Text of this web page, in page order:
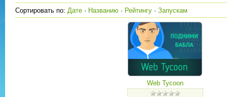
Сортировать по: Дате · Названию · Рейтингу · Запускам
Web Tycoon